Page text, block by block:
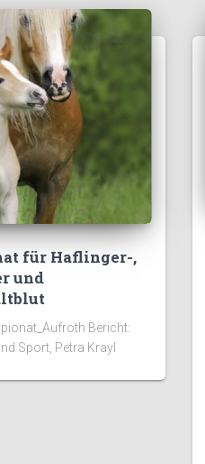
für Haflinger-,
und
Bericht:
Sport, Petra Krayl